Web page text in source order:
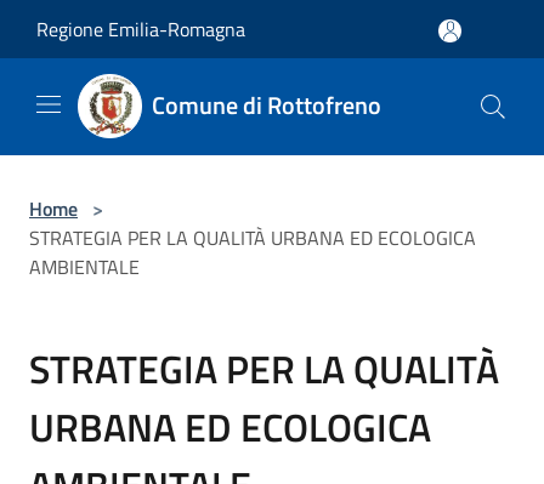
Regione Emilia-Romagna
Comune di Rottofreno
Home >
STRATEGIA PER LA QUALITÀ URBANA ED ECOLOGICA
AMBIENTALE
STRATEGIA PER LA QUALITÀ
URBANA ED ECOLOGICA